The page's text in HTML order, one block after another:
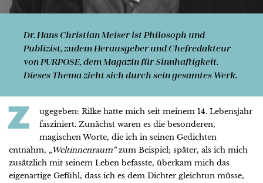
Dr. Hans Christian Meiser ist Philosoph und
Publizist, zudem Herausgeber und Chefredakteur
von PURPOSE, dem Magazin für Sinnhaftigkeit.
Dieses Thema zieht sich durch sein gesamtes Werk.
Z
ugegeben: Rilke hatte mich seit meinem 14. Lebensjahr
fasziniert. Zunächst waren es die besonderen,
magischen Worte, die ich in seinen Gedichten
entnahm, „Weltinnenraum“zum Beispiel; später, als ich mich
zusätzlich mit seinem Leben befasste, überkam mich das
eigenartige Gefühl, dass ich es dem Dichter gleichtun müsse,